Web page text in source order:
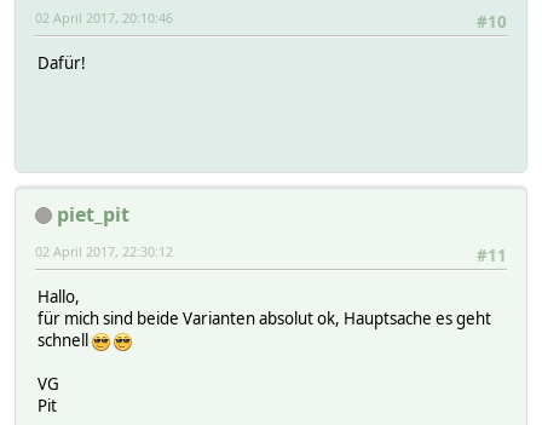
#10
02 April 2017, 20:10:46
Dafür!
piet_pit
#11
02 April 2017, 22:30:12
Hallo,
für mich sind beide Varianten absolut ok, Hauptsache es geht
schnell
VG
Pit